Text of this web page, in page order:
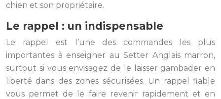
chien et son propriétaire.
Le rappel : un indispensable
Le rappel est l’une des commandes les plus
importantes à enseigner au Setter Anglais marron,
surtout si vous envisagez de le laisser gambader en
liberté dans des zones sécurisées. Un rappel fiable
vous permet de le faire revenir rapidement et en